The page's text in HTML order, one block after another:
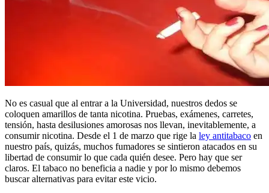
No es casual que al entrar a la Universidad, nuestros dedos se
coloquen amarillos de tanta nicotina. Pruebas, exámenes, carretes,
tensión, hasta desilusiones amorosas nos llevan, inevitablemente, a
consumir nicotina. Desde el 1 de marzo que rige la ley antitabaco en
nuestro país, quizás, muchos fumadores se sintieron atacados en su
libertad de consumir lo que cada quién desee. Pero hay que ser
claros. El tabaco no beneficia a nadie y por lo mismo debemos
buscar alternativas para evitar este vicio.